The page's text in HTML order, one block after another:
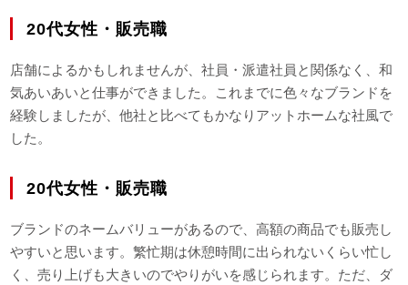
20代女性・販売職
店舗によるかもしれませんが、社員・派遣社員と関係なく、和
気あいあいと仕事ができました。これまでに色々なブランドを
経験しましたが、他社と比べてもかなりアットホームな社風で
した。
20代女性・販売職
ブランドのネームバリューがあるので、高額の商品でも販売し
やすいと思います。繁忙期は休憩時間に出られないくらい忙し
く、売り上げも大きいのでやりがいを感じられます。ただ、ダ